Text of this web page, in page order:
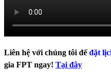
Liên hệ với chúng tôi đểđặt
gia FPT ngay! Tại đây